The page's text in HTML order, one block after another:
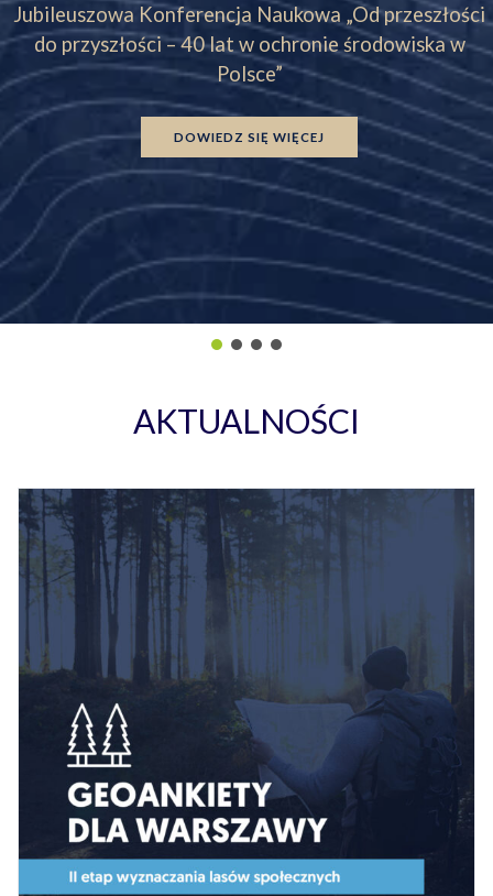
Jubileuszowa Konferencja Naukowa „Od przeszłości
do przyszłości – 40 lat w ochronie środowiska w
Polsce”
DOWIEDZ SIĘ WIĘCEJ
AKTUALNOŚCI